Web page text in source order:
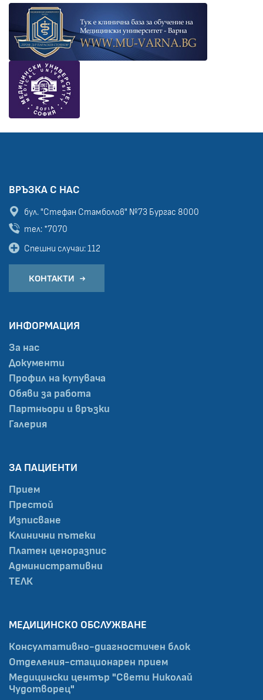
ВРЪЗКА С НАС
бул. "Стефан Стамболов" №73 Бургас 8000
тел: *7070
Спешни случаи: 112
КОНТАКТИ
ИНФОРМАЦИЯ
За нас
Документи
Профил на купувача
Обяви за работа
Партньори и връзки
Галерия
ЗА ПАЦИЕНТИ
Прием
Престой
Изписване
Клинични пътеки
Платен ценоразпис
Административни
ТЕЛК
МЕДИЦИНСКО ОБСЛУЖВАНЕ
Консултативно-диагностичен блок
Отделения-стационарен прием
Медицински център "Свети Николай
Чудотворец"